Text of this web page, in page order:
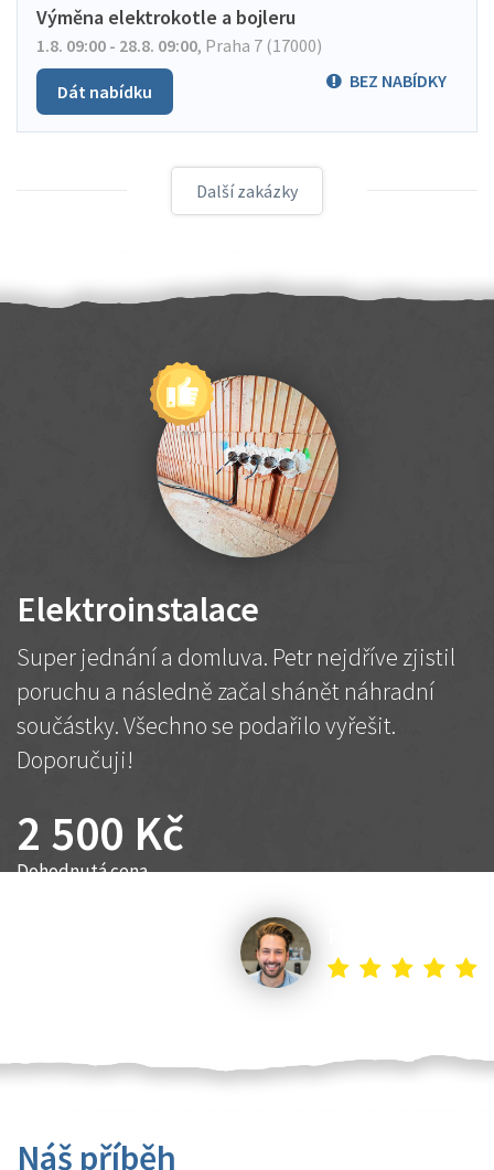
Výměna elektrokotle a bojleru
1.8. 09:00 - 28.8. 09:00, Praha 7 (17000)
BEZ NABÍDKY
Dát nabídku
Další zakázky
Elektroinstalace
Super jednání a domluva. Petr nejdříve zjistil
poruchu a následně začal shánět náhradní
součástky. Všechno se podařilo vyřešit.
Doporučuji!
2 500 Kč
Dohodnutá cena
Náš příběh